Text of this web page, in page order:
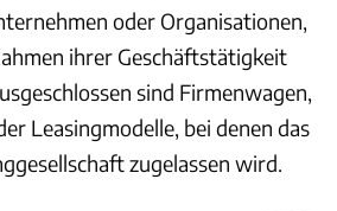
oder Organisationen,
ihrer Geschäftstätigkeit
sind Firmenwagen,
Leasingmodelle, bei denen das
zugelassen wird.